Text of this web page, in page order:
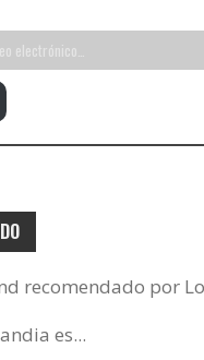
recomendado por
es...